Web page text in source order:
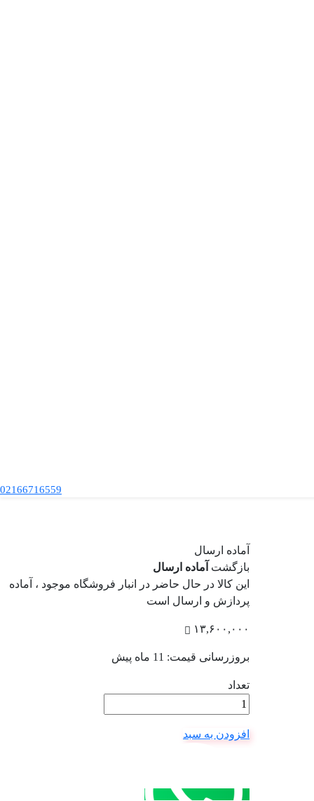
02166716559
آماده ارسال
بازگشت آماده ارسال
این کالا در حال حاضر در انبار فروشگاه موجود ، آماده
پردازش و ارسال است
۱۳,۶۰۰,۰۰۰
بروزرسانی قیمت: 11 ماه پیش
تعداد
افزودن به سبد